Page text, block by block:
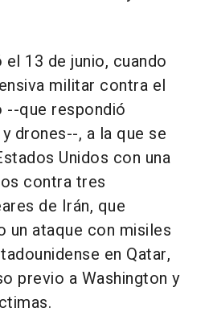
13 de junio, cuando
militar contra el
que respondió
drones--, a la que se
Unidos con una
contra tres
de Irán, que
un ataque con misiles
en Qatar,
previo a Washington y